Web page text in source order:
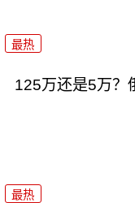
最热
125万还是5万？
最热